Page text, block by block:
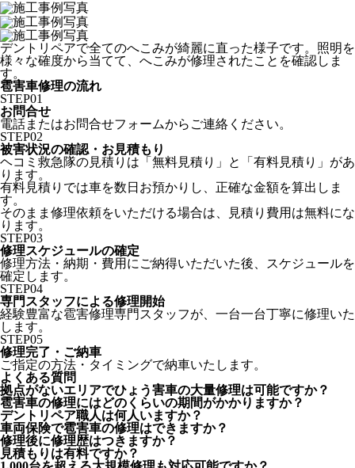
デントリペアで全てのへこみが綺麗に直った様子です。照明を
様々な確度から当てて、へこみが修理されたことを確認しま
す。
雹害車修理の流れ
STEP01
お問合せ
電話またはお問合せフォームからご連絡ください。
STEP02
被害状況の確認・お見積もり
ヘコミ救急隊の見積りは「無料見積り」と「有料見積り」があ
ります。
有料見積りでは車を数日お預かりし、正確な金額を算出しま
す。
そのまま修理依頼をいただける場合は、見積り費用は無料にな
ります。
STEP03
修理スケジュールの確定
修理方法・納期・費用にご納得いただいた後、スケジュールを
確定します。
STEP04
専門スタッフによる修理開始
経験豊富な雹害修理専門スタッフが、一台一台丁寧に修理いた
します。
STEP05
修理完了・ご納車
ご指定の方法・タイミングで納車いたします。
よくある質問
拠点がないエリアでひょう害車の大量修理は可能ですか？
雹害車の修理にはどのくらいの期間がかかりますか？
デントリペア職人は何人いますか？
車両保険で雹害車の修理はできますか？
修理後に修理歴はつきますか？
見積もりは有料ですか？